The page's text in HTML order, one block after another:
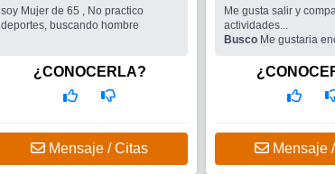
soy Mujer de 65 , No practico
deportes, buscando hombre
¿CONOCERLA?
Mensaje / Citas
Me gusta salir y
actividades...
Busco Me gustaria
Mensaje